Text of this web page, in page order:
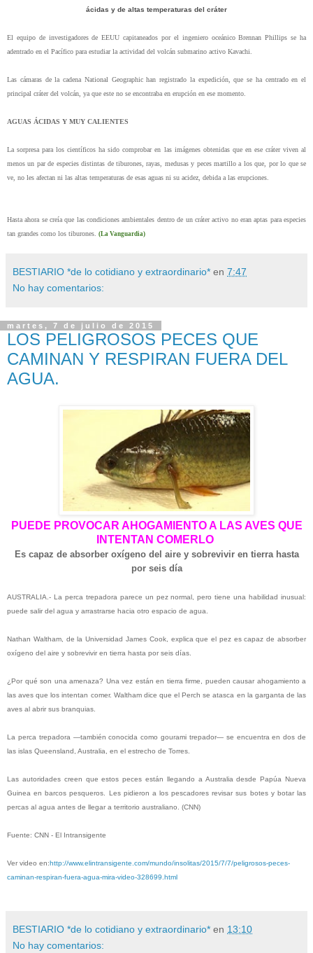
ácidas y de altas temperaturas del cráter
El equipo de investigadores de EEUU capitaneados por el ingeniero oceánico Brennan Phillips se ha
adentrado en el Pacífico para estudiar la actividad del volcán submarino activo Kavachi.
Las cámaras de la cadena National Geographic han registrado la expedición, que se ha centrado en el
principal cráter del volcán, ya que este no se encontraba en erupción en ese momento.
AGUAS ÁCIDAS Y MUY CALIENTES
La sorpresa para los científicos ha sido comprobar en las imágenes obtenidas que en ese cráter viven al
menos un par de especies distintas de tiburones, rayas, medusas y peces martillo a los que, por lo que se
ve, no les afectan ni las altas temperaturas de esas aguas ni su acidez, debida a las erupciones.
Hasta ahora se creía que las condiciones ambientales dentro de un cráter activo no eran aptas para especies
tan grandes como los tiburones. (La Vanguardia)
BESTIARIO *de lo cotidiano y extraordinario* en 7:47
No hay comentarios:
martes, 7 de julio de 2015
LOS PELIGROSOS PECES QUE
CAMINAN Y RESPIRAN FUERA DEL
AGUA.
PUEDE PROVOCAR AHOGAMIENTO A LAS AVES QUE
INTENTAN COMERLO
Es capaz de absorber oxígeno del aire y sobrevivir en tierra hasta
por seis día
AUSTRALIA.- La perca trepadora parece un pez normal, pero tiene una habilidad inusual:
puede salir del agua y arrastrarse hacia otro espacio de agua.
Nathan Waltham, de la Universidad James Cook, explica que el pez es capaz de absorber
oxígeno del aire y sobrevivir en tierra hasta por seis días.
¿Por qué son una amenaza? Una vez están en tierra firme, pueden causar ahogamiento a
las aves que los intentan comer. Waltham dice que el Perch se atasca en la garganta de las
aves al abrir sus branquias.
La perca trepadora —también conocida como gourami trepador— se encuentra en dos de
las islas Queensland, Australia, en el estrecho de Torres.
Las autoridades creen que estos peces están llegando a Australia desde Papúa Nueva
Guinea en barcos pesqueros. Les pidieron a los pescadores revisar sus botes y botar las
percas al agua antes de llegar a territorio australiano. (CNN)
Fuente: CNN - El Intransigente
Ver video en:http://www.elintransigente.com/mundo/insolitas/2015/7/7/peligrosos-peces-
caminan-respiran-fuera-agua-mira-video-328699.html
BESTIARIO *de lo cotidiano y extraordinario* en 13:10
No hay comentarios: